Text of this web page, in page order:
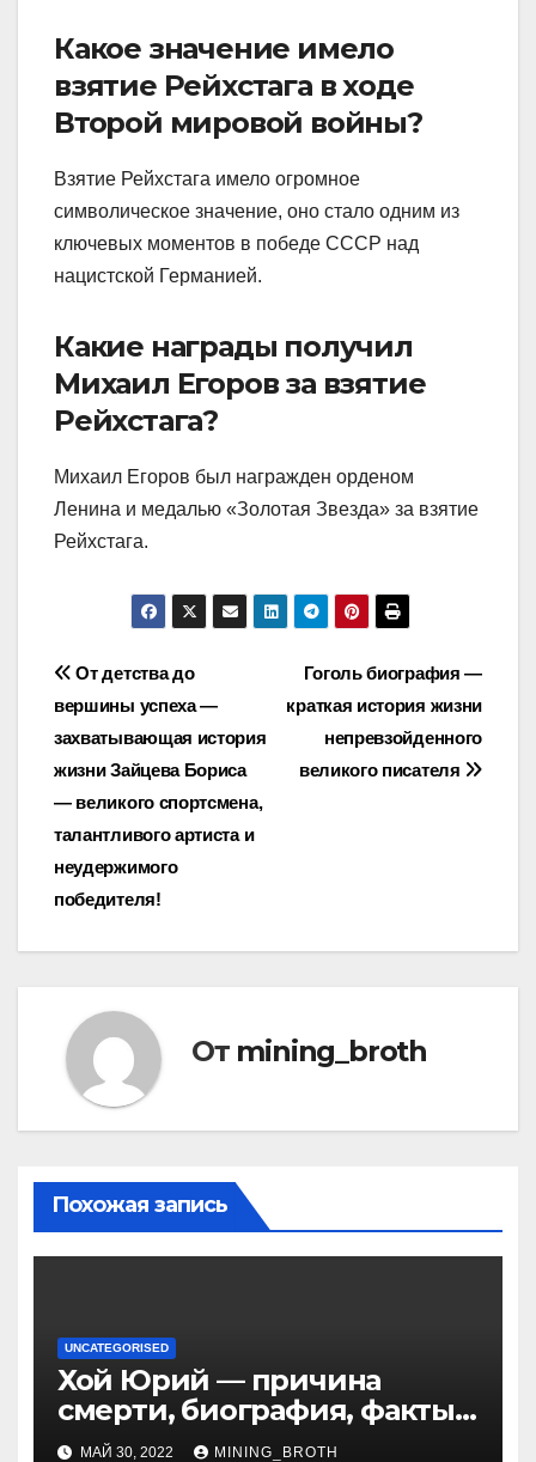
Какое значение имело
взятие Рейхстага в ходе
Второй мировой войны?
Взятие Рейхстага имело огромное
символическое значение, оно стало одним из
ключевых моментов в победе СССР над
нацистской Германией.
Какие награды получил
Михаил Егоров за взятие
Рейхстага?
Михаил Егоров был награжден орденом
Ленина и медалью «Золотая Звезда» за взятие
Рейхстага.
Навигация
по
записям
Гоголь биография —
краткая история жизни
непревзойденного
великого писателя
От детства до
вершины успеха —
захватывающая история
жизни Зайцева Бориса
— великого спортсмена,
талантливого артиста и
неудержимого
победителя!
От mining_broth
Похожая запись
UNCATEGORISED
Хой Юрий — причина
смерти, биография, факты
из жизни Википедия
МАЙ 30, 2022 MINING_BROTH